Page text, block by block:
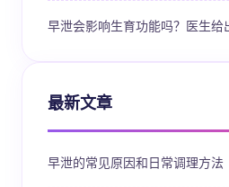
早泄会影响生育功能吗？医生给
最新文章
早泄的常见原因和日常调理方法